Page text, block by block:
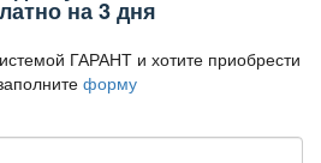
на 3 дня
ГАРАНТ и хотите приобрести
форму